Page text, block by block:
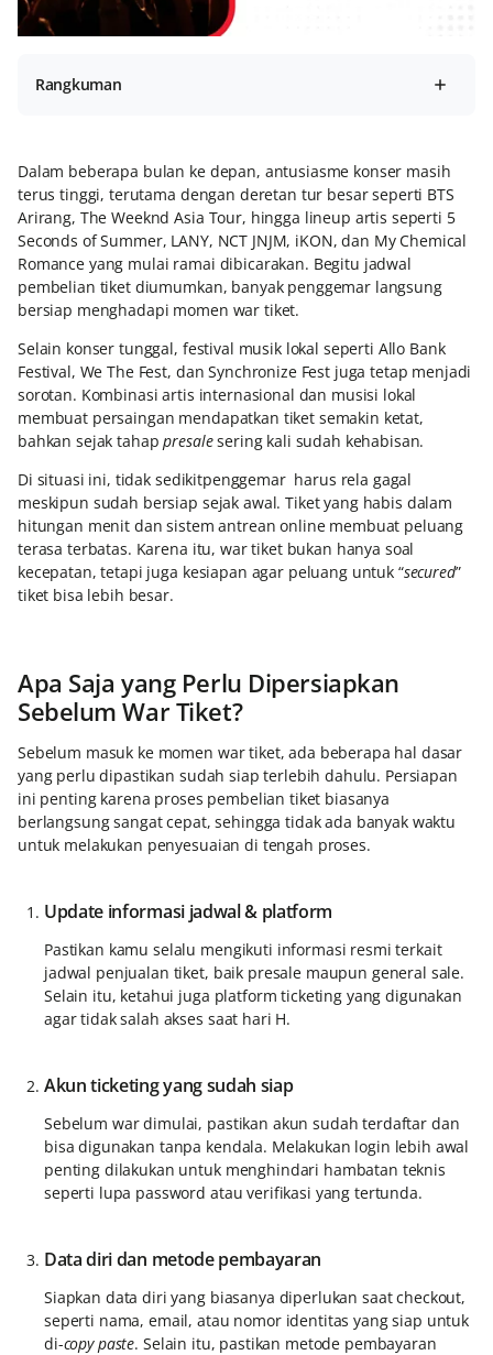
Rangkuman
Dalam beberapa bulan ke depan, antusiasme konser masih
terus tinggi, terutama dengan deretan tur besar seperti BTS
Arirang, The Weeknd Asia Tour, hingga lineup artis seperti 5
Seconds of Summer, LANY, NCT JNJM, iKON, dan My Chemical
Romance yang mulai ramai dibicarakan. Begitu jadwal
pembelian tiket diumumkan, banyak penggemar langsung
bersiap menghadapi momen war tiket.
Selain konser tunggal, festival musik lokal seperti Allo Bank
Festival, We The Fest, dan Synchronize Fest juga tetap menjadi
sorotan. Kombinasi artis internasional dan musisi lokal
membuat persaingan mendapatkan tiket semakin ketat,
bahkan sejak tahappresalesering kali sudah kehabisan.
Di situasi ini, tidak sedikitpenggemar harus rela gagal
meskipun sudah bersiap sejak awal. Tiket yang habis dalam
hitungan menit dan sistem antrean online membuat peluang
terasa terbatas. Karena itu, war tiket bukan hanya soal
kecepatan, tetapi juga kesiapan agar peluang untuk “secured”
tiket bisa lebih besar.
Apa Saja yang Perlu Dipersiapkan
Sebelum War Tiket?
Sebelum masuk ke momen war tiket, ada beberapa hal dasar
yang perlu dipastikan sudah siap terlebih dahulu. Persiapan
ini penting karena proses pembelian tiket biasanya
berlangsung sangat cepat, sehingga tidak ada banyak waktu
untuk melakukan penyesuaian di tengah proses.
Update informasi jadwal & platform
Pastikan kamu selalu mengikuti informasi resmi terkait
jadwal penjualan tiket, baik presale maupun general sale.
Selain itu, ketahui juga platform ticketing yang digunakan
agar tidak salah akses saat hari H.
Akun ticketing yang sudah siap
Sebelum war dimulai, pastikan akun sudah terdaftar dan
bisa digunakan tanpa kendala. Melakukan login lebih awal
penting dilakukan untuk menghindari hambatan teknis
seperti lupa password atau verifikasi yang tertunda.
Data diri dan metode pembayaran
Siapkan data diri yang biasanya diperlukan saat checkout,
seperti nama, email, atau nomor identitas yang siap untuk
di-copy paste. Selain itu, pastikan metode pembayaran